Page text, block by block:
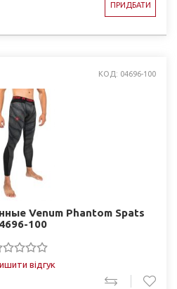
ПРИДБАТИ
КОД: 04696-100
Venum Phantom Spats
100
відгук